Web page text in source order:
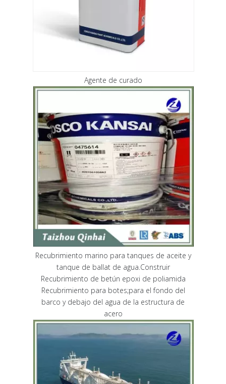
Agente de curado
Recubrimiento marino para tanques de aceite y
tanque de ballat de agua.Construir
Recubrimiento de betún epoxi de poliamida
Recubrimiento para botes;para el fondo del
barco y debajo del agua de la estructura de
acero